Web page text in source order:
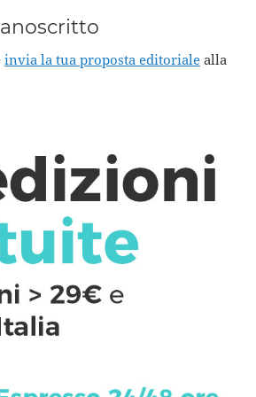
invia la tua proposta editoriale alla